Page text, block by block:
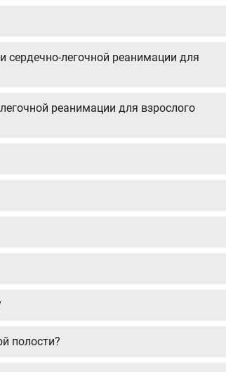
сердечно-легочной реанимации для
реанимации для взрослого
полости?